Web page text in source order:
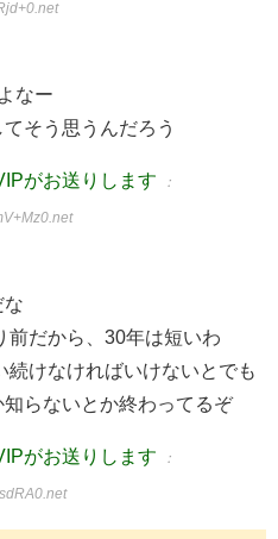
なー
そう思うんだろう
がお送りします ：
な
前だから、30年は短いわ
けなければいけないとでも
らないとか終わってるぞ
がお送りします ：